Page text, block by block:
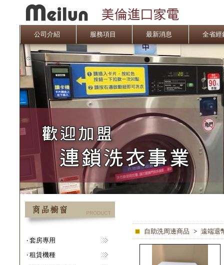
公司介紹 服務項目 最新消息 全省
‧ 套房專用
‧ 租賃機種
自助洗周邊商品 > 遠端退